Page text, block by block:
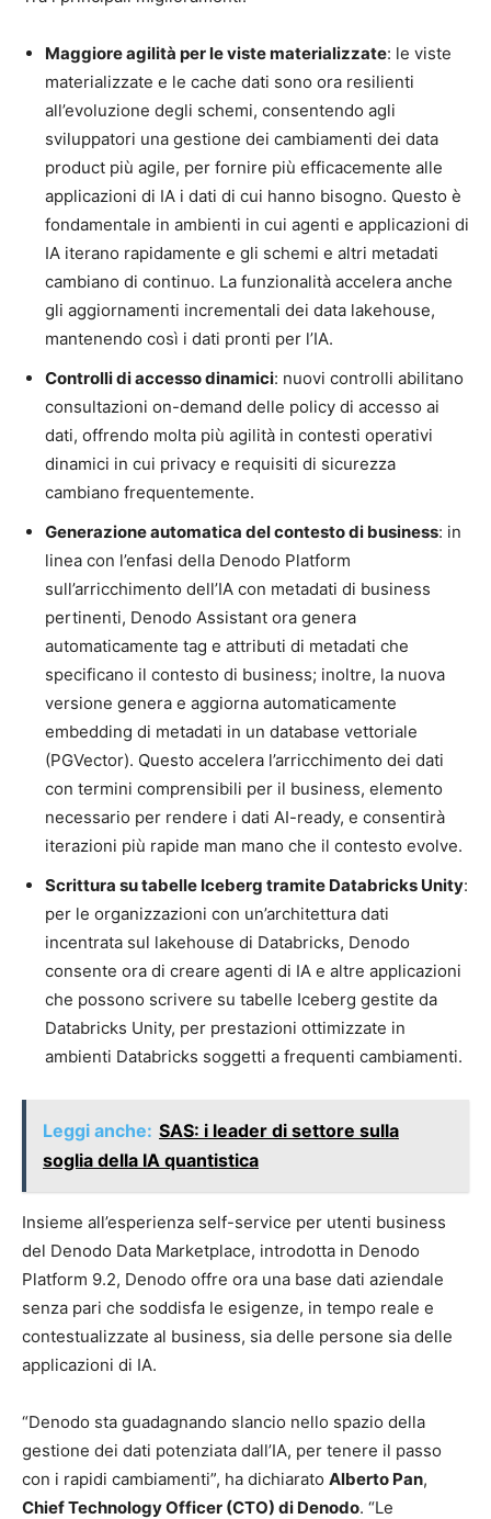
Maggiore agilità per le viste materializzate: le viste
materializzate e le cache dati sono ora resilienti
all’evoluzione degli schemi, consentendo agli
sviluppatori una gestione dei cambiamenti dei data
product più agile, per fornire più efficacemente alle
applicazioni di IA i dati di cui hanno bisogno. Questo è
fondamentale in ambienti in cui agenti e applicazioni di
IA iterano rapidamente e gli schemi e altri metadati
cambiano di continuo. La funzionalità accelera anche
gli aggiornamenti incrementali dei data lakehouse,
mantenendo così i dati pronti per l’IA.
Controlli di accesso dinamici: nuovi controlli abilitano
consultazioni on-demand delle policy di accesso ai
dati, offrendo molta più agilità in contesti operativi
dinamici in cui privacy e requisiti di sicurezza
cambiano frequentemente.
Generazione automatica del contesto di business: in
linea con l’enfasi della Denodo Platform
sull’arricchimento dell’IA con metadati di business
pertinenti, Denodo Assistant ora genera
automaticamente tag e attributi di metadati che
specificano il contesto di business; inoltre, la nuova
versione genera e aggiorna automaticamente
embedding di metadati in un database vettoriale
(PGVector). Questo accelera l’arricchimento dei dati
con termini comprensibili per il business, elemento
necessario per rendere i dati AI-ready, e consentirà
iterazioni più rapide man mano che il contesto evolve.
Scrittura su tabelle Iceberg tramite Databricks Unity:
per le organizzazioni con un’architettura dati
incentrata sul lakehouse di Databricks, Denodo
consente ora di creare agenti di IA e altre applicazioni
che possono scrivere su tabelle Iceberg gestite da
Databricks Unity, per prestazioni ottimizzate in
ambienti Databricks soggetti a frequenti cambiamenti.
Leggi anche: SAS: i leader di settore sulla
soglia della IA quantistica
Insieme all’esperienza self-service per utenti business
del Denodo Data Marketplace, introdotta in Denodo
Platform 9.2, Denodo offre ora una base dati aziendale
senza pari che soddisfa le esigenze, in tempo reale e
contestualizzate al business, sia delle persone sia delle
applicazioni di IA.
“Denodo sta guadagnando slancio nello spazio della
gestione dei dati potenziata dall’IA, per tenere il passo
con i rapidi cambiamenti”, ha dichiarato Alberto Pan,
Chief Technology Officer (CTO) di Denodo. “Le